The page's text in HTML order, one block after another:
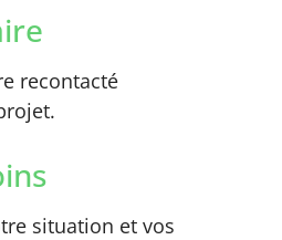
recontacté
situation et vos